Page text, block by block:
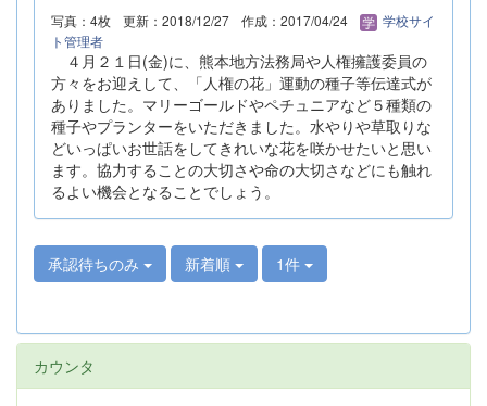
写真：4枚 更新：2018/12/27 作成：2017/04/24
学校サイ
ト管理者
４月２１日(金)に、熊本地方法務局や人権擁護委員の
方々をお迎えして、「人権の花」運動の種子等伝達式が
ありました。マリーゴールドやペチュニアなど５種類の
種子やプランターをいただきました。水やりや草取りな
どいっぱいお世話をしてきれいな花を咲かせたいと思い
ます。協力することの大切さや命の大切さなどにも触れ
るよい機会となることでしょう。
承認待ちのみ 新着順 1件
カウンタ